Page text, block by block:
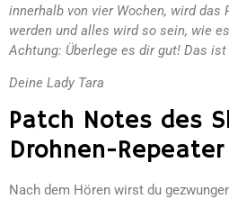
innerhalb von vier Wochen, wird
werden und alles wird so sein, wie
Achtung: Überlege es dir gut! Das ist
Deine Lady Tara
Patch Notes des
Drohnen-
Nach dem Hören wirst du